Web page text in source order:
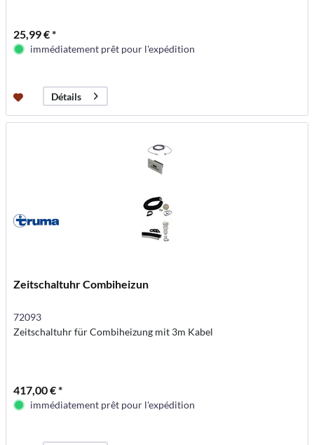
25,99 € *
immédiatement prêt pour l'expédition
Détails
Zeitschaltuhr Combiheizun
72093
Zeitschaltuhr für Combiheizung mit 3m Kabel
417,00 € *
immédiatement prêt pour l'expédition